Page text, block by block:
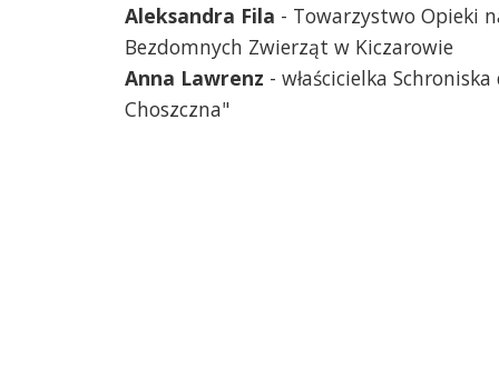
Aleksandra Fila - Towarzystwo Opieki
Bezdomnych Zwierząt w Kiczarowie
Anna Lawrenz - właścicielka
Choszczna"